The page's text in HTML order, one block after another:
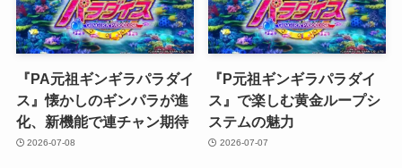
『PA元祖ギンギラパラダイ
ス』懐かしのギンパラが進
化、新機能で連チャン期待
2026-07-08
『P元祖ギンギラパラダイ
ス』で楽しむ黄金ループシ
ステムの魅力
2026-07-07